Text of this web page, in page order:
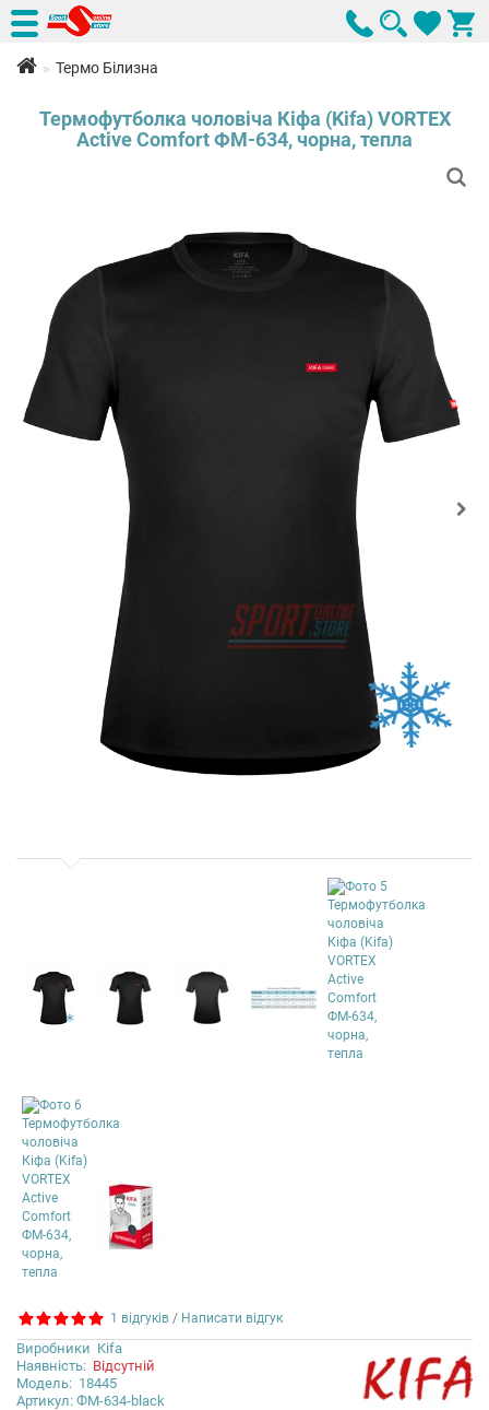
Термо Білизна
Термофутболка чоловіча Кіфа (Kifa) VORTEX
Active Comfort ФМ-634, чорна, тепла
1 відгуків / Написати відгук
Виробники Kifa
Наявність: Відсутній
Модель: 18445
Артикул: ФМ-634-black